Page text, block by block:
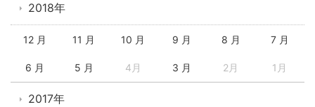
2018年
12 月 11 月 10 月 9 月 8 月 7 月
6 月 5 月 4月 3 月 2月 1月
2017年